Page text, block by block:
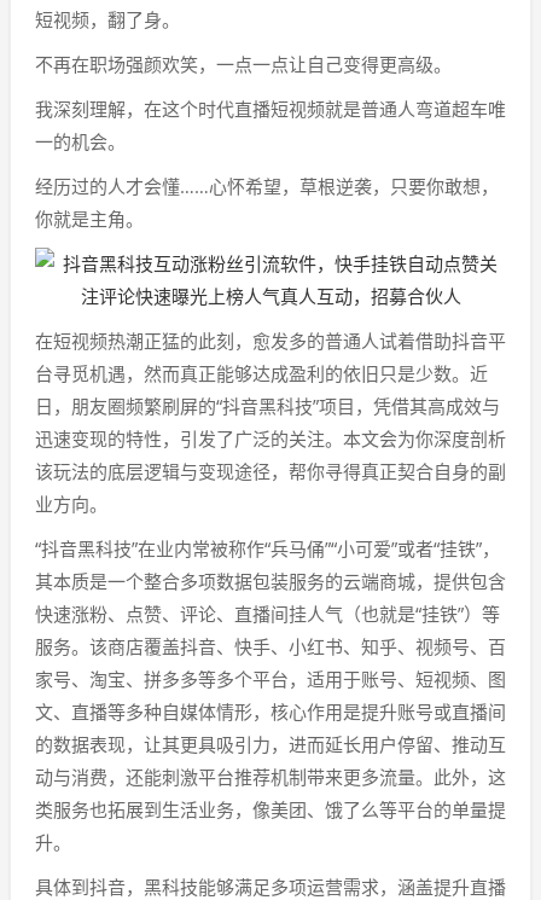
短视频，翻了身。
不再在职场强颜欢笑，一点一点让自己变得更高级。
我深刻理解，在这个时代直播短视频就是普通人弯道超车唯
一的机会。
经历过的人才会懂……心怀希望，草根逆袭，只要你敢想，
你就是主角。
在短视频热潮正猛的此刻，愈发多的普通人试着借助抖音平
台寻觅机遇，然而真正能够达成盈利的依旧只是少数。近
日，朋友圈频繁刷屏的“抖音黑科技”项目，凭借其高成效与
迅速变现的特性，引发了广泛的关注。本文会为你深度剖析
该玩法的底层逻辑与变现途径，帮你寻得真正契合自身的副
业方向。
“抖音黑科技”在业内常被称作“兵马俑”“小可爱”或者“挂铁”，
其本质是一个整合多项数据包装服务的云端商城，提供包含
快速涨粉、点赞、评论、直播间挂人气（也就是“挂铁”）等
服务。该商店覆盖抖音、快手、小红书、知乎、视频号、百
家号、淘宝、拼多多等多个平台，适用于账号、短视频、图
文、直播等多种自媒体情形，核心作用是提升账号或直播间
的数据表现，让其更具吸引力，进而延长用户停留、推动互
动与消费，还能刺激平台推荐机制带来更多流量。此外，这
类服务也拓展到生活业务，像美团、饿了么等平台的单量提
升。
具体到抖音，黑科技能够满足多项运营需求，涵盖提升直播